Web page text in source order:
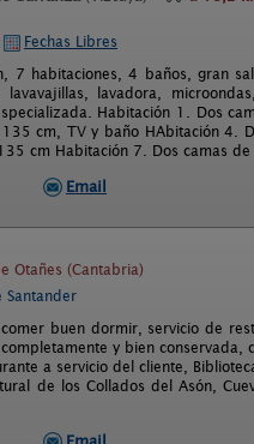
Fechas Libres
7 habitaciones, 4 baños, gran
lavadora,
Habitación 1. Dos
cm, TV y baño HAbitación 4.
cm Habitación 7. Dos camas
Email
Otañes (Cantabria)
Santander
buen dormir, servicio de
y bien conservada,
a servicio del cliente,
de los Collados del Asón,
Email